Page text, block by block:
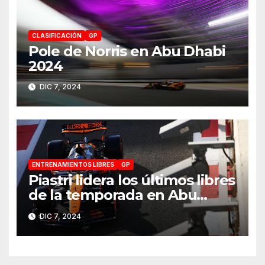
CLASIFICACIÓN GP
Pole de Norris en Abu Dhabi
2024
DIC 7, 2024
ENTRENAMIENTOS LIBRES GP
Piastri lidera los últimos libres
de la temporada en Abu
Dhabi 2024
DIC 7, 2024